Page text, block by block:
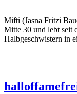
Mifti (Jasna Fritzi
Mitte 30 und lebt seit
Halbgeschwistern in